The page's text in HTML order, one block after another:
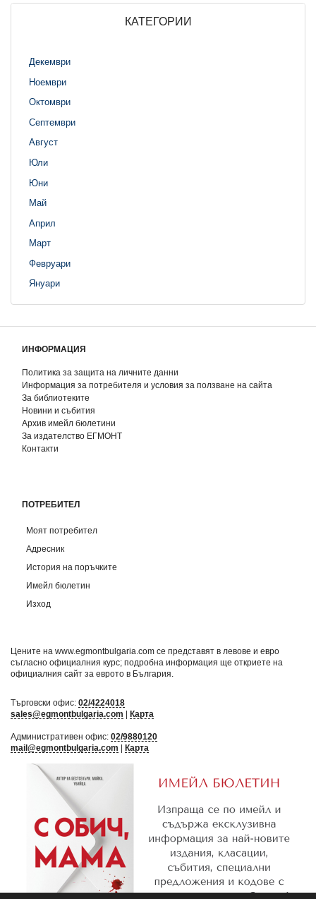
КАТЕГОРИИ
Декември
Ноември
Октомври
Септември
Август
Юли
Юни
Май
Април
Март
Февруари
Януари
ИНФОРМАЦИЯ
Политика за защита на личните данни
Информация за потребителя и условия за ползване на сайта
За библиотеките
Новини и събития
Архив имейл бюлетини
За издателство ЕГМОНТ
Контакти
ПОТРЕБИТЕЛ
Моят потребител
Адресник
История на поръчките
Имейл бюлетин
Изход
Цените на www.egmontbulgaria.com се представят в левове и евро
съгласно официалния курс; подробна информация ще откриете на
официалния сайт за еврото в България
Търговски офис: 02/4224018
sales@egmontbulgaria.com | Карта
Административен офис: 02/9880120
mail@egmontbulgaria.com | Карта